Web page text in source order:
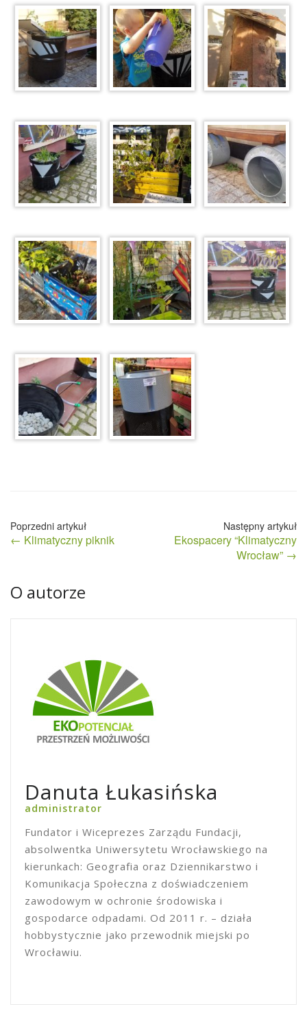
Nawigacja
wpisu
← Klimatyczny piknik
Ekospacery “Klimatyczny
Wrocław” →
O autorze
Danuta Łukasińska
administrator
Fundator i Wiceprezes Zarządu Fundacji,
absolwentka Uniwersytetu Wrocławskiego na
kierunkach: Geografia oraz Dziennikarstwo i
Komunikacja Społeczna z doświadczeniem
zawodowym w ochronie środowiska i
gospodarce odpadami. Od 2011 r. – działa
hobbystycznie jako przewodnik miejski po
Wrocławiu.